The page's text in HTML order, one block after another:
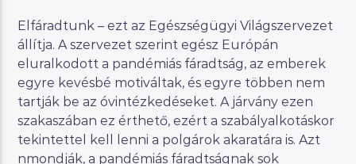
Manna FM
Elfáradtunk – ezt az Egészségügyi Világszervezet
állítja. A szervezet szerint egész Európán
eluralkodott a pandémiás fáradtság, az emberek
egyre kevésbé motiváltak, és egyre többen nem
tartják be az óvintézkedéseket. A járvány ezen
szakaszában ez érthető, ezért a szabályalkotáskor
tekintettel kell lenni a polgárok akaratára is. Azt
nmondják, a pandémiás fáradtságnak sok